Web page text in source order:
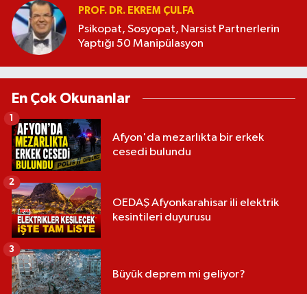
PROF. DR. EKREM ÇULFA
Psikopat, Sosyopat, Narsist Partnerlerin
Yaptığı 50 Manipülasyon
En Çok Okunanlar
Afyon'da mezarlıkta bir erkek
cesedi bulundu
1
OEDAŞ Afyonkarahisar ili elektrik
kesintileri duyurusu
2
Büyük deprem mi geliyor?
3